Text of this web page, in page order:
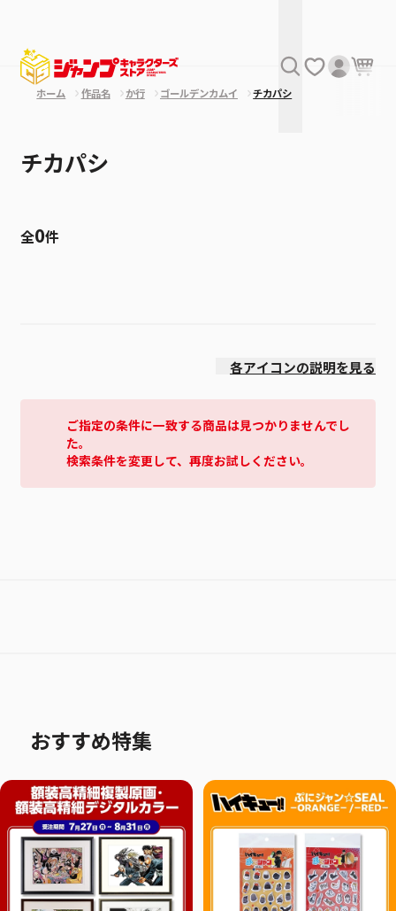
ホーム 作品名 か行 ゴールデンカムイ チカパシ
チカパシ
全0件
各アイコンの説明を見る
ご指定の条件に一致する商品は見つかりませんでし
た。
検索条件を変更して、再度お試しください。
おすすめ特集